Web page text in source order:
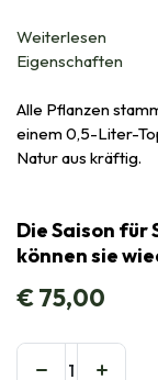
Weiterlesen
Eigenschaften
Alle Pflanzen
einem 0,5-Liter-
Natur aus kräftig.
Die Saison für
können sie
€75,00